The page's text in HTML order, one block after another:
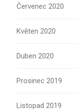
Červenec 2020
Květen 2020
Duben 2020
Prosinec 2019
Listopad 2019